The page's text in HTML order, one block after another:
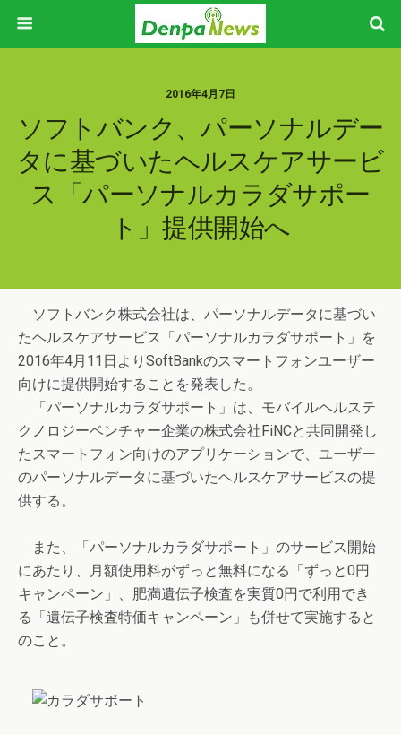
2016年4月7日
ソフトバンク、パーソナルデー
タに基づいたヘルスケアサービ
ス「パーソナルカラダサポー
ト」提供開始へ
ソフトバンク株式会社は、パーソナルデータに基づい
たヘルスケアサービス「パーソナルカラダサポート」を
2016年4月11日よりSoftBankのスマートフォンユーザー
向けに提供開始することを発表した。
「パーソナルカラダサポート」は、モバイルヘルステ
クノロジーベンチャー企業の株式会社FiNCと共同開発し
たスマートフォン向けのアプリケーションで、ユーザー
のパーソナルデータに基づいたヘルスケアサービスの提
供する。
また、「パーソナルカラダサポート」のサービス開始
にあたり、月額使用料がずっと無料になる「ずっと0円
キャンペーン」、肥満遺伝子検査を実質0円で利用でき
る「遺伝子検査特価キャンペーン」も併せて実施すると
のこと。